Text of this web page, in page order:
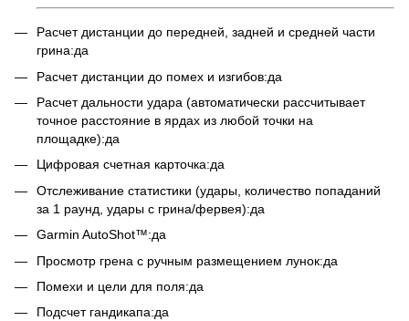
Расчет дистанции до передней, задней и средней части
грина:да
Расчет дистанции до помех и изгибов:да
Расчет дальности удара (автоматически рассчитывает
точное расстояние в ярдах из любой точки на
площадке):да
Цифровая счетная карточка:да
Отслеживание статистики (удары, количество попаданий
за 1 раунд, удары с грина/фервея):да
Garmin AutoShot™:да
Просмотр грена с ручным размещением лунок:да
Помехи и цели для поля:да
Подсчет гандикапа:да